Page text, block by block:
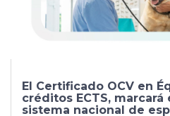
El Certificado OCV en
créditos ECTS,
sistema nacional de